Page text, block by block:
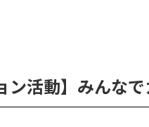
ン活動】みんな